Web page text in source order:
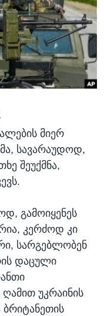
მიერ
სავარაუდოდ,
შეუქმნა,
გამოიყენეს
კერძოდ კი
სარგებლობენ
დაცული
უკრაინის
ბრიტანეთის